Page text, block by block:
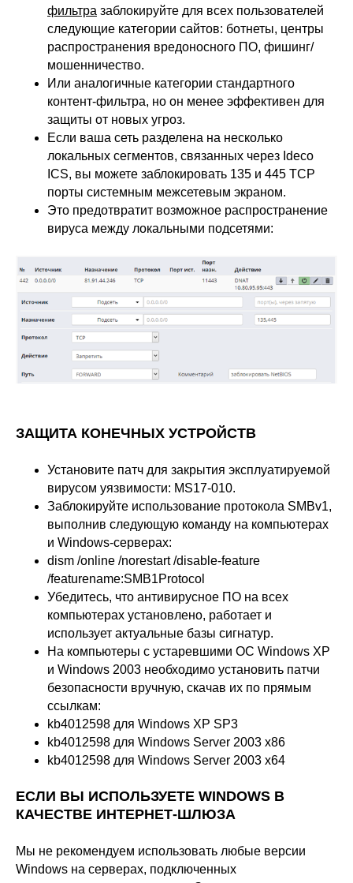
фильтра заблокируйте для всех пользователей
следующие категории сайтов: ботнеты, центры
распространения вредоносного ПО, фишинг/
мошенничество.
Или аналогичные категории стандартного
контент-фильтра, но он менее эффективен для
защиты от новых угроз.
Если ваша сеть разделена на несколько
локальных сегментов, связанных через Ideco
ICS, вы можете заблокировать 135 и 445 TCP
порты системным межсетевым экраном.
Это предотвратит возможное распространение
вируса между локальными подсетями:
ЗАЩИТА КОНЕЧНЫХ УСТРОЙСТВ
Установите патч для закрытия эксплуатируемой
вирусом уязвимости: MS17-010.
Заблокируйте использование протокола SMBv1,
выполнив следующую команду на компьютерах
и Windows-серверах:
dism /online /norestart /disable-feature
/featurename:SMB1Protocol
Убедитесь, что антивирусное ПО на всех
компьютерах установлено, работает и
использует актуальные базы сигнатур.
На компьютеры с устаревшими ОС Windows XP
и Windows 2003 необходимо установить патчи
безопасности вручную, скачав их по прямым
ссылкам:
kb4012598 для Windows XP SP3
kb4012598 для Windows Server 2003 x86
kb4012598 для Windows Server 2003 x64
ЕСЛИ ВЫ ИСПОЛЬЗУЕТЕ WINDOWS В
КАЧЕСТВЕ ИНТЕРНЕТ-ШЛЮЗА
Мы не рекомендуем использовать любые версии
Windows на серверах, подключенных